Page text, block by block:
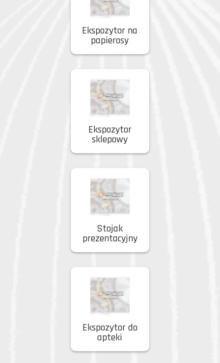
Ekspozytor na
papierosy
Ekspozytor
sklepowy
Stojak
prezentacyjny
Ekspozytor do
apteki